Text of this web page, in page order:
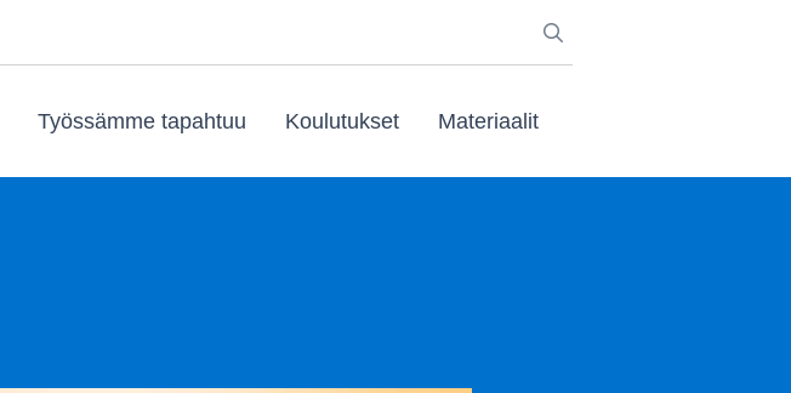
Työssämme tapahtuu Koulutukset Materiaalit